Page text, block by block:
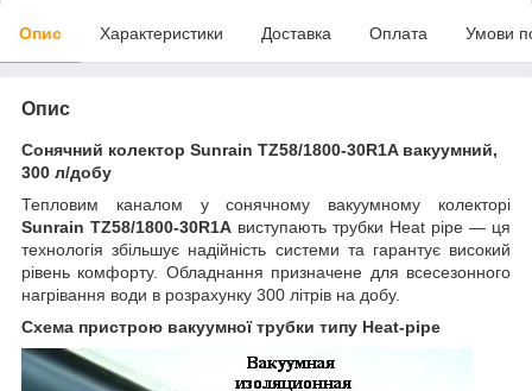
Опис Характеристики Доставка Оплата Умови
Опис
Сонячний колектор Sunrain TZ58/1800-30R1A вакуумний,
300 л/добу
Тепловим каналом у сонячному вакуумному колекторі
Sunrain TZ58/1800-30R1A виступають трубки Heat pipe — ця
технологія збільшує надійність системи та гарантує високий
рівень комфорту. Обладнання призначене для всесезонного
нагрівання води в розрахунку 300 літрів на добу.
Схема пристрою вакуумної трубки типу Heat-pipe